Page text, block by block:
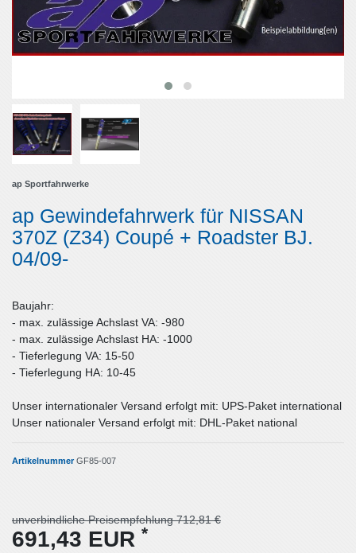
ap Sportfahrwerke
ap Gewindefahrwerk für NISSAN
370Z (Z34) Coupé + Roadster BJ.
04/09-
Baujahr:
- max. zulässige Achslast VA: -980
- max. zulässige Achslast HA: -1000
- Tieferlegung VA: 15-50
- Tieferlegung HA: 10-45
Unser internationaler Versand erfolgt mit: UPS-Paket international
Unser nationaler Versand erfolgt mit: DHL-Paket national
ArtikelnummerGF85-007
unverbindliche Preisempfehlung 712,81 €
691,43 EUR *